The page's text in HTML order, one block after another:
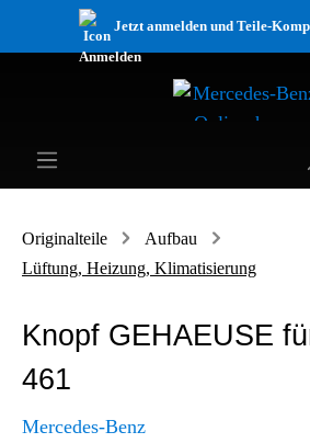
Jetzt anmelden und Teile-
Originalteile
Aufbau
Lüftung, Heizung, Klimatisierung
Knopf GEHAEUSE
461
Mercedes-Benz